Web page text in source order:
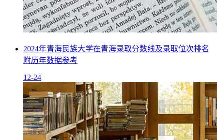
2024年青海民族大学在青海录取分数线及录取位次排名
附历年数据参考
12-24